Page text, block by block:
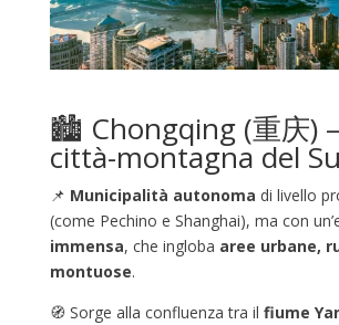
🏙️ Chongqing (重庆)
città-montagna del
📌 Municipalità autonoma di livello
(come Pechino e Shanghai), ma con
immensa, che ingloba aree urbane,
montuose.
🧭 Sorge alla confluenza tra il fiume